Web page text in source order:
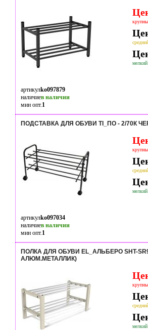
артикулko097879
наличиев наличии
мин опт.1
ПОДСТАВКА ДЛЯ ОБУВИ TI_ПО - 2/70К
артикулko097034
наличиев наличии
мин опт.1
ПОЛКА ДЛЯ ОБУВИ EL_АЛЬБЕРО SHT-
АЛЮМ.МЕТАЛЛИК)